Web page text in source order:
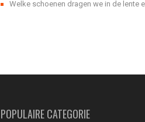
Welke schoenen dragen we in de lente
POPULAIRE CATEGORIE